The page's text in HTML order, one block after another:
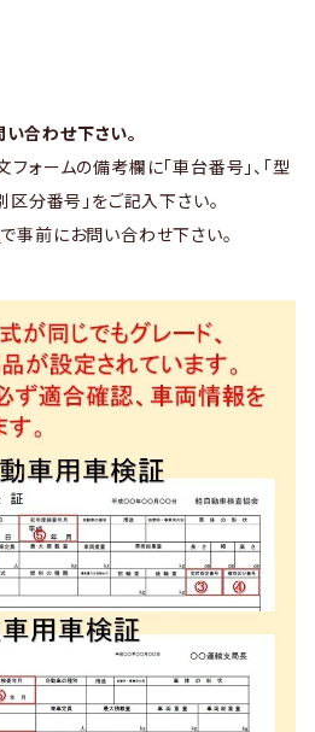
合わせ下さい。
フォームの備考欄に「車台番号」、「型
区分番号」をご記入下さい。
で事前にお問い合わせ下さい。